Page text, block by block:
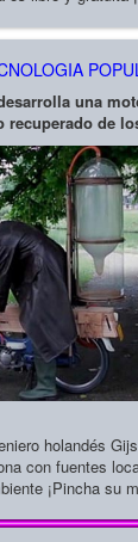
una
recuperado de
holandés
con fuentes
¡Pincha su